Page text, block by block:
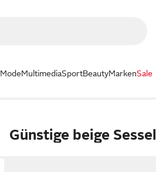
ModeMultimediaSportBeautyMarkenSale
Günstige beige Sessel